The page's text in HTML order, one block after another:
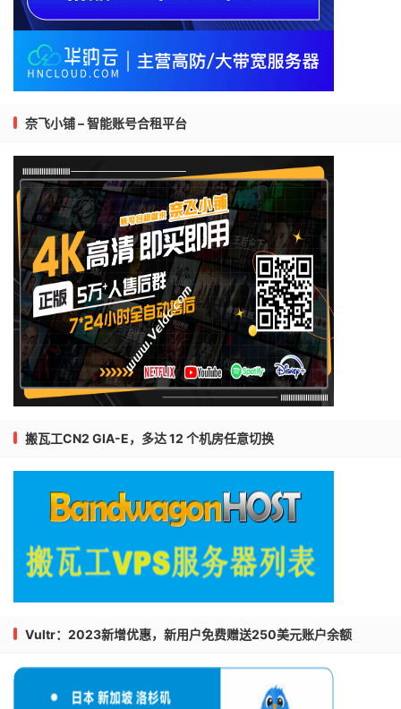
奈飞小铺 – 智能账号合租平台
搬瓦工CN2 GIA-E，多达 12 个机房任意切换
Vultr：2023新增优惠，新用户免费赠送250美元账户余额